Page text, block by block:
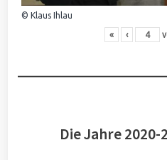
© Klaus Ihlau
« ‹
Die Jahre